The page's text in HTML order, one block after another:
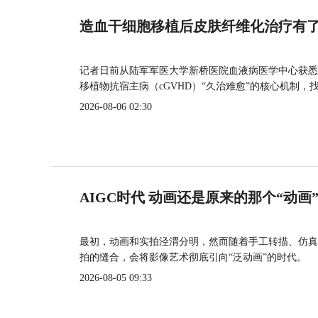
造血干细胞移植后皮肤纤维化治疗有
记者日前从陆军军医大学新桥医院血液病医学中心获
移植物抗宿主病（cGVHD）“久治难愈”的核心机制，
2026-08-06 02:30
AIGC时代 动画还是原来的那个“动画
最初，动画和实拍泾渭分明，然而随着手工转描、仿
拍的缝合，会将影像艺术彻底引向“泛动画”的时代。
2026-08-05 09:33